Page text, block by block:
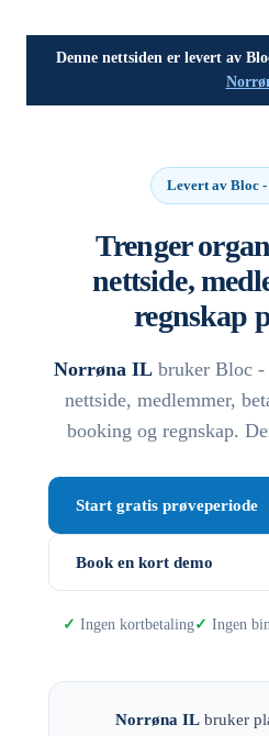
Denne nettsiden er levert av
Levert av Bloc
Trenger
nettside,
regnskap
Norrøna IL bruker Bloc
nettside, medlemmer,
booking og regnskap.
Start gratis prøveperiode
Book en kort demo
Ingen kortbetaling Ingen
Norrøna IL bruker